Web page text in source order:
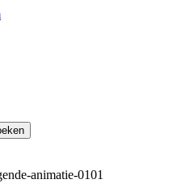
animatie-0101